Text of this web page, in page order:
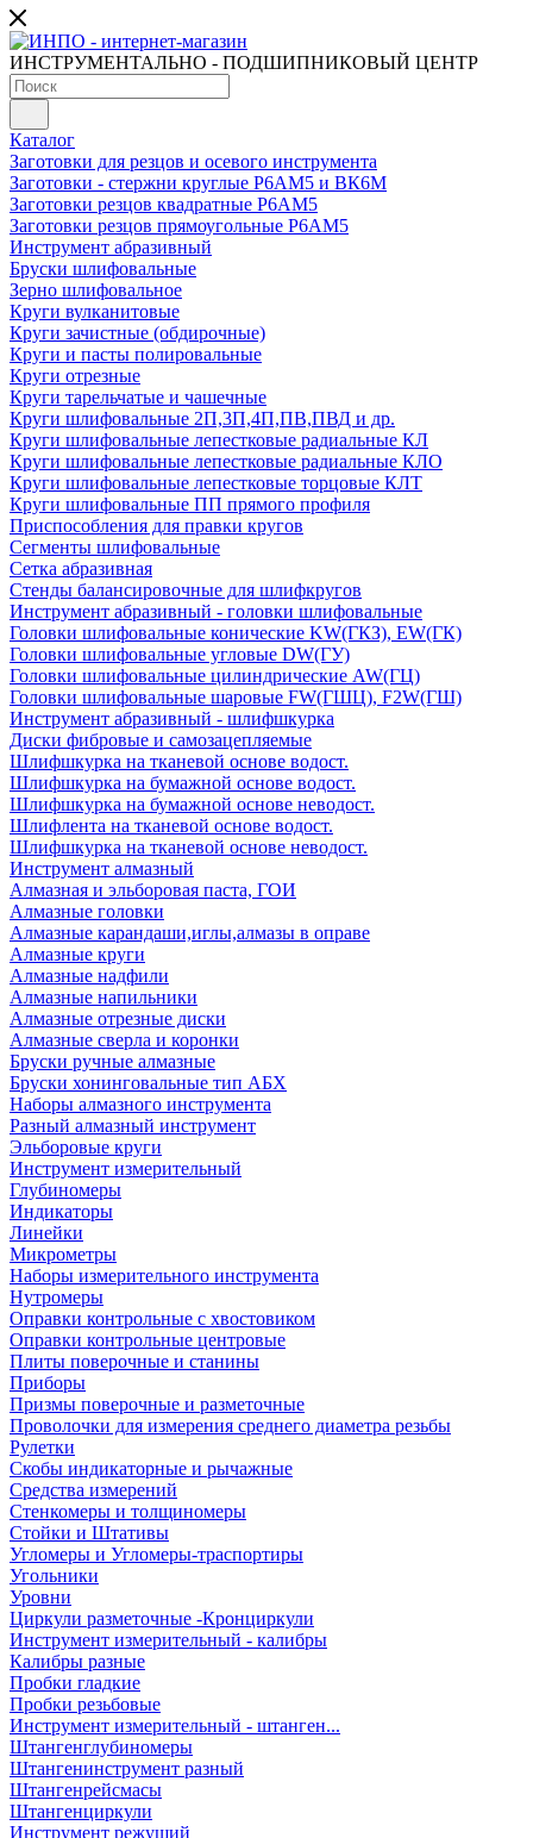
ИНСТРУМЕНТАЛЬНО - ПОДШИПНИКОВЫЙ ЦЕНТР
Каталог
Заготовки для резцов и осевого инструмента
Заготовки - стержни круглые Р6АМ5 и ВК6М
Заготовки резцов квадратные Р6АМ5
Заготовки резцов прямоугольные Р6АМ5
Инструмент абразивный
Бруски шлифовальные
Зерно шлифовальное
Круги вулканитовые
Круги зачистные (обдирочные)
Круги и пасты полировальные
Круги отрезные
Круги тарельчатые и чашечные
Круги шлифовальные 2П,3П,4П,ПВ,ПВД и др.
Круги шлифовальные лепестковые радиальные КЛ
Круги шлифовальные лепестковые радиальные КЛО
Круги шлифовальные лепестковые торцовые КЛТ
Круги шлифовальные ПП прямого профиля
Приспособления для правки кругов
Сегменты шлифовальные
Сетка абразивная
Стенды балансировочные для шлифкругов
Инструмент абразивный - головки шлифовальные
Головки шлифовальные конические KW(ГКЗ), EW(ГК)
Головки шлифовальные угловые DW(ГУ)
Головки шлифовальные цилиндрические AW(ГЦ)
Головки шлифовальные шаровые FW(ГШЦ), F2W(ГШ)
Инструмент абразивный - шлифшкурка
Диски фибровые и самозацепляемые
Шлифшкурка на тканевой основе водост.
Шлифшкурка на бумажной основе водост.
Шлифшкурка на бумажной основе неводост.
Шлифлента на тканевой основе водост.
Шлифшкурка на тканевой основе неводост.
Инструмент алмазный
Алмазная и эльборовая паста, ГОИ
Алмазные головки
Алмазные карандаши,иглы,алмазы в оправе
Алмазные круги
Алмазные надфили
Алмазные напильники
Алмазные отрезные диски
Алмазные сверла и коронки
Бруски ручные алмазные
Бруски хонинговальные тип АБХ
Наборы алмазного инструмента
Разный алмазный инструмент
Эльборовые круги
Инструмент измерительный
Глубиномеры
Индикаторы
Линейки
Микрометры
Наборы измерительного инструмента
Нутромеры
Оправки контрольные с хвостовиком
Оправки контрольные центровые
Плиты поверочные и станины
Приборы
Призмы поверочные и разметочные
Проволочки для измерения среднего диаметра резьбы
Рулетки
Скобы индикаторные и рычажные
Средства измерений
Стенкомеры и толщиномеры
Стойки и Штативы
Угломеры и Угломеры-траспортиры
Угольники
Уровни
Циркули разметочные -Кронциркули
Инструмент измерительный - калибры
Калибры разные
Пробки гладкие
Пробки резьбовые
Инструмент измерительный - штанген...
Штангенглубиномеры
Штангенинструмент разный
Штангенрейсмасы
Штангенциркули
Инструмент режущий